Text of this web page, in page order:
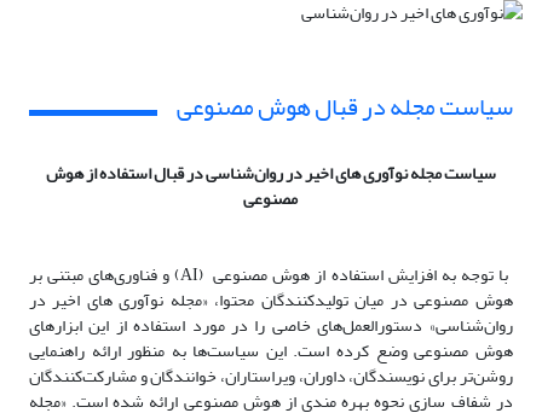
سیاست مجله در قبال هوش مصنوعی
سیاست مجلهنوآوری های اخیر در روان‌شناسیدر قبال استفاده از هوش
مصنوعی
با توجه به افزایش استفاده از هوش مصنوعی(AI)و فناوری‌های مبتنی بر
هوش مصنوعی در میان تولیدکنندگان محتوا، «مجله نوآوری های اخیر در
روان‌شناسی» دستورالعمل‌های خاصی را در مورد استفاده از این ابزارهای
هوش مصنوعی وضع کرده است. این سیاست‌ها به منظور ارائه راهنمایی
روشن‌تر برای نویسندگان، داوران، ویراستاران، خوانندگان و مشارکت‌کنندگان
در شفاف سازی نحوه بهره مندی از هوش مصنوعی ارائه شده است.«مجله